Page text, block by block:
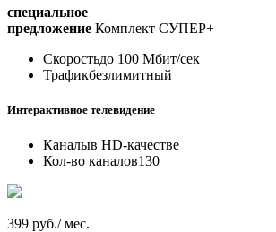
специальное
предложение Комплект СУПЕР+
Скоростьдо 100 Мбит/сек
Трафикбезлимитный
Интерактивное телевидение
Каналыв HD-качестве
Кол-во каналов130
399 руб./ мес.